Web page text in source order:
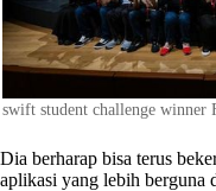
swift student challenge winner
Dia berharap bisa terus
aplikasi yang lebih berguna